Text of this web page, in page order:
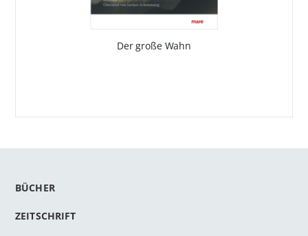
Der große Wahn
BÜCHER
ZEITSCHRIFT